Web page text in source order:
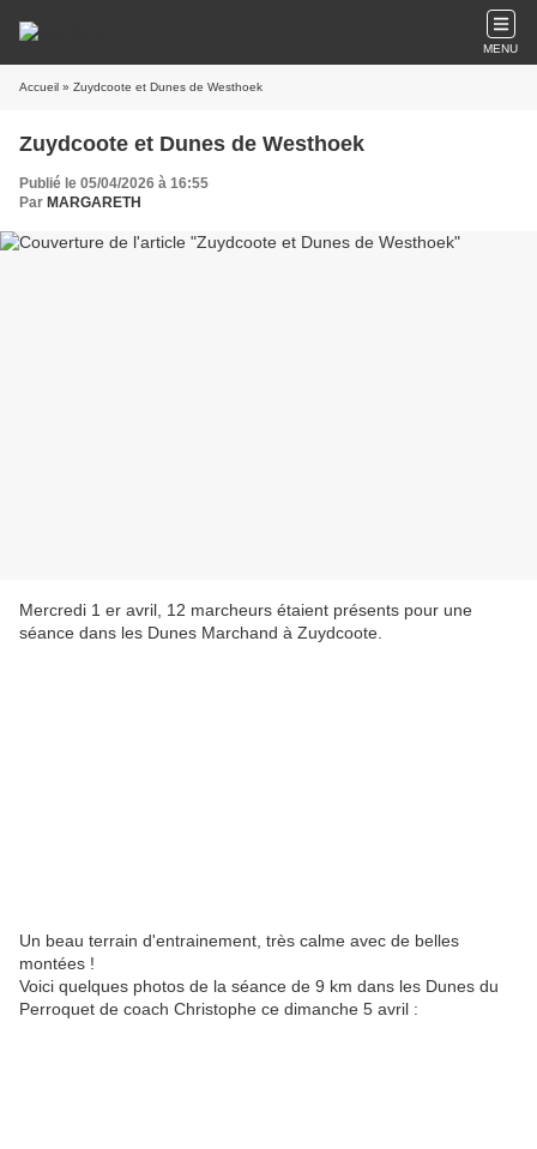
MENU
Accueil » Zuydcoote et Dunes de Westhoek
Zuydcoote et Dunes de Westhoek
Publié le 05/04/2026 à 16:55
Par MARGARETH
Mercredi 1 er avril, 12 marcheurs étaient présents pour une
séance dans les Dunes Marchand à Zuydcoote.
Un beau terrain d'entrainement, très calme avec de belles
montées !
Voici quelques photos de la séance de 9 km dans les Dunes du
Perroquet de coach Christophe ce dimanche 5 avril :